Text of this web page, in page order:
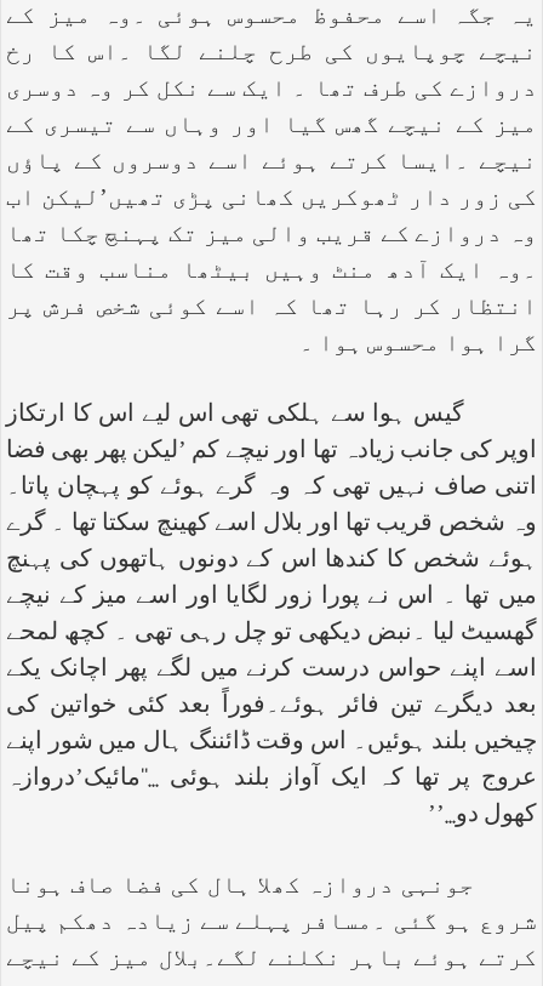
یہ جگہ اسے محفوظ محسوس ہوئی ۔وہ میز کے
نیچے چوپایوں کی طرح چلنے لگا ۔اس کا رخ
دروازے کی طرف تھا ۔ ایک سے نکل کر وہ دوسری
میز کے نیچے گھس گیا اور وہاں سے تیسری کے
نیچے ۔ایسا کرتے ہوئے اسے دوسروں کے پاؤں
کی زور دار ٹھوکریں کھانی پڑی تھیں’لیکن اب
وہ دروازے کے قریب والی میز تک پہنچ چکا تھا
۔وہ ایک آدھ منٹ وہیں بیٹھا مناسب وقت کا
انتظار کر رہا تھا کہ اسے کوئی شخص فرش پر
گرا ہوا محسوس ہوا ۔
گیس ہوا سے ہلکی تھی اس لیے اس کا ارتکاز
اوپر کی جانب زیادہ تھا اور نیچے کم ’لیکن پھر بھی فضا
اتنی صاف نہیں تھی کہ وہ گرے ہوئے کو پہچان پاتا۔
وہ شخص قریب تھا اور بلال اسے کھینچ سکتا تھا ۔ گرے
ہوئے شخص کا کندھا اس کے دونوں ہاتھوں کی پہنچ
میں تھا ۔ اس نے پورا زور لگایا اور اسے میز کے نیچے
گھسیٹ لیا ۔نبض دیکھی تو چل رہی تھی ۔ کچھ لمحے
اسے اپنے حواس درست کرنے میں لگے پھر اچانک یکے
بعد دیگرے تین فائر ہوئے۔فوراً بعد کئی خواتین کی
چیخیں بلند ہوئیں۔ اس وقت ڈائننگ ہال میں شور اپنے
عروج پر تھا کہ ایک آواز بلند ہوئی ...‘‘مائیک’دروازہ
کھول دو...’’
جونہی دروازہ کھلا ہال کی فضا صاف ہونا
شروع ہو گئی ۔مسافر پہلے سے زیادہ دھکم پیل
کرتے ہوئے باہر نکلنے لگے۔بلال میز کے نیچے